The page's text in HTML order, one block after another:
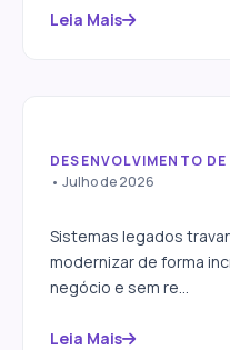
Leia Mais
Como
DESENVOLVIMENTO
• Julho de 2026
Sistemas legados
modernizar de forma
negócio e sem re...
Leia Mais